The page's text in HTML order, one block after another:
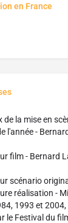
en France
la mise en
l'année -
film - Bernard
scénario
réalisation -
1993 et
le Festival du